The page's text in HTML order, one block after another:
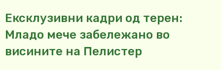
Ексклузивни кадри од терен:
Младо мече забележано во
висините на Пелистер